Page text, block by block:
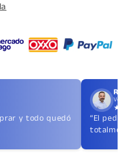
y todo quedó
“El